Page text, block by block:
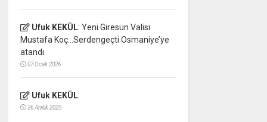
Ufuk KEKÜL: Yeni Giresun Valisi
Mustafa Koç…Serdengeçti Osmaniye’ye
atandı
07 Ocak 2026
Ufuk KEKÜL:
26 Aralık 2025